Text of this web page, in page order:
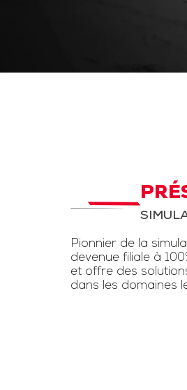
Pionnier de la
devenue filiale à
et offre des
dans les domaines